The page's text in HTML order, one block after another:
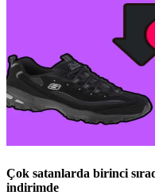
Çok satanlarda birinci
indirimde